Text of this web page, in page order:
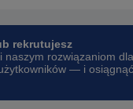
rekrutujesz
naszym rozwiązaniom dla
— i osiągnąć